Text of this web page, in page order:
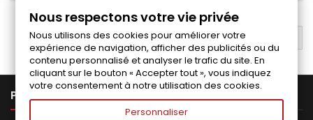
RETOUR EN HAUT
PRODUITS
Nous respectons votre vie privée
Nous utilisons des cookies pour améliorer votre
expérience de navigation, afficher des publicités ou du
contenu personnalisé et analyser le trafic du site. En
cliquant sur le bouton « Accepter tout », vous indiquez
votre consentement à notre utilisation des cookies.
Personnaliser